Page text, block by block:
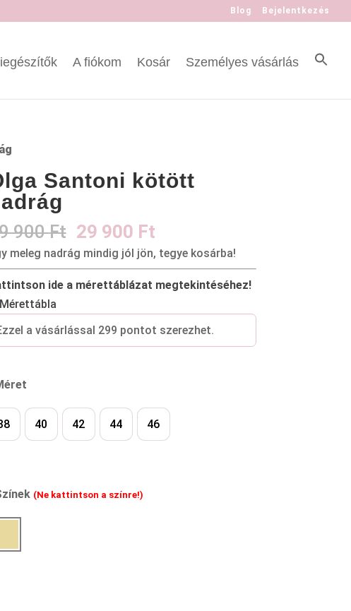
Blog Bejelentkezés
A fiókom Kosár Személyes vásárlás
Santoni kötött
900Ft 29 900 Ft
meleg nadrág mindig jól jön, tegye kosárba!
ide a mérettáblázat megtekintéséhez!
a vásárlással 299 pontot szerezhet.
40 42 44 46
(Ne kattintson a színre!)